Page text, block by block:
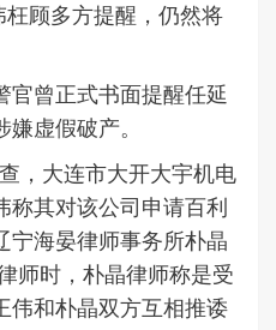
顾多方提醒，仍然将
官曾正式书面提醒任延
虚假破产。
，大连市大开大宇机电
称其对该公司申请百利
宁海晏律师事务所朴晶
师时，朴晶律师称是受
伟和朴晶双方互相推诿